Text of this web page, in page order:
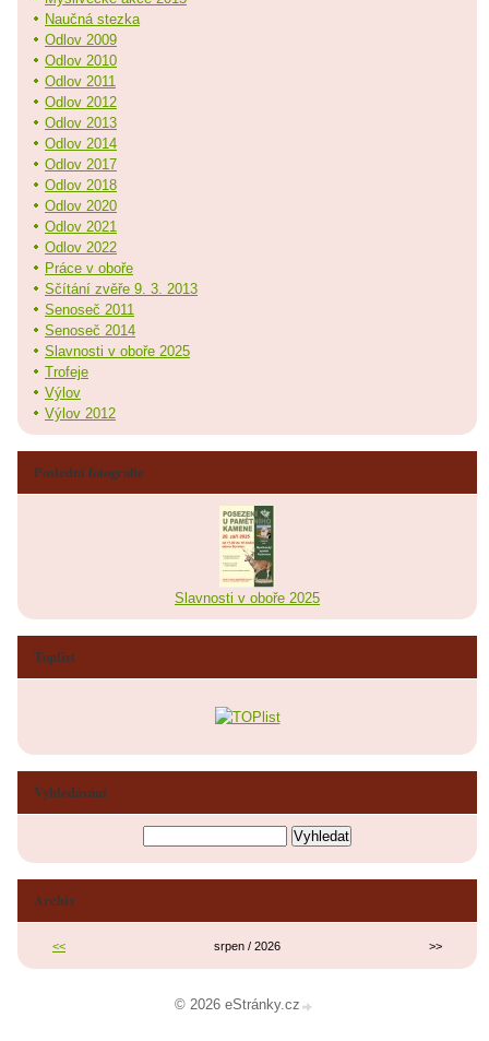
Naučná stezka
Odlov 2009
Odlov 2010
Odlov 2011
Odlov 2012
Odlov 2013
Odlov 2014
Odlov 2017
Odlov 2018
Odlov 2020
Odlov 2021
Odlov 2022
Práce v oboře
Sčítání zvěře 9. 3. 2013
Senoseč 2011
Senoseč 2014
Slavnosti v oboře 2025
Trofeje
Výlov
Výlov 2012
Poslední fotografie
Slavnosti v oboře 2025
Toplist
Vyhledávání
Archiv
<< srpen / 2026 >>
© 2026 eStránky.cz